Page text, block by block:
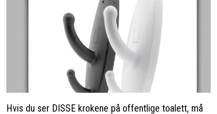
Hvis du ser DISSE krokene på offentlige toalett, må